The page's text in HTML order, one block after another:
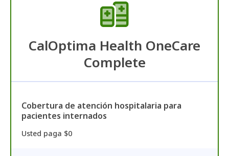
CalOptima Health OneCare
Complete
Cobertura de atención hospitalaria para
pacientes internados
Usted paga $0